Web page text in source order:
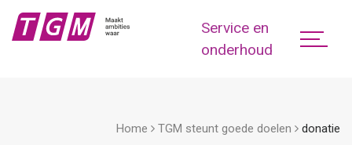
Service en
onderhoud
Home TGM steunt goede doelen donatie